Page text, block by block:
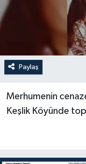
Paylaş
Merhumenin
Keşlik Köyünde